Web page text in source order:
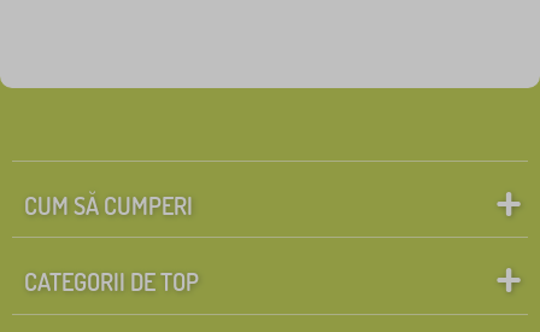
CUM SĂ CUMPERI
CATEGORII DE TOP